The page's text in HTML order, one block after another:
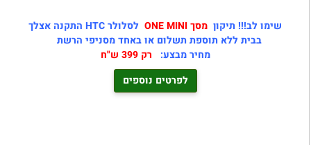
שימו לב!!! תיקון מסך ONE MINI
לסלולר HTC התקנה אצלך
בבית ללא תוספת תשלום או באחד מסניפי הרשת
מחיר מבצע: רק 399 ש"ח
לפרטים נוספים